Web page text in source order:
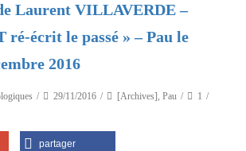
Laurent VILLAVERDE –
ré-écrit le passé » – Pau le
2016
29/11/2016 [Archives], Pau
1
partager